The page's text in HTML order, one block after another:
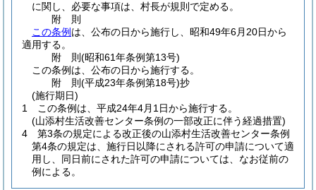
に関し、必要な事項は、村長が規則で定める。
附 則
この条例 は、公布の日から施行し、昭和49年6月20日から
適用する。
附 則(昭和61年条例第13号)
この条例は、公布の日から施行する。
附 則(平成23年条例第18号)抄
(施行期日)
1
この条例は、平成24年4月1日から施行する。
(山添村生活改善センター条例の一部改正に伴う経過措置)
4
第3条の規定による改正後の山添村生活改善センター条例
第4条の規定は、施行日以降にされる許可の申請について適
用し、同日前にされた許可の申請については、なお従前の
例による。